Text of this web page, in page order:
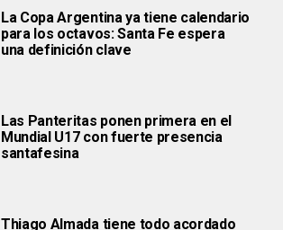
La Copa Argentina ya tiene calendario
para los octavos: Santa Fe espera
una definición clave
Las Panteritas ponen primera en el
Mundial U17 con fuerte presencia
santafesina
Thiago Almada tiene todo acordado